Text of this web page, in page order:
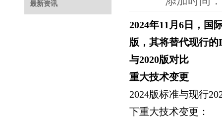
最新资讯
2024年11 月 6日，国
版，其将替代现行的
与2020版对比
重大技术变更
2024版标准与现行
下重大技术变更：